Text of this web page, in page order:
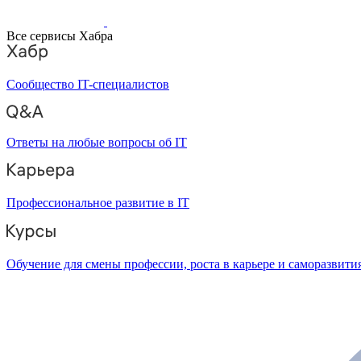
Все сервисы Хабра
Сообщество IT-специалистов
Ответы на любые вопросы об IT
Профессиональное развитие в IT
Обучение для смены профессии, роста в карьере и